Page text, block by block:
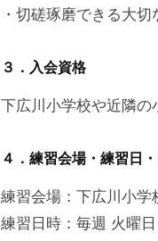
・切磋琢磨できる大切
３．入会資格
下広川小学校や近隣
４．練習会場・練習日
練習会場：下広川小学
練習日時：毎週 火曜